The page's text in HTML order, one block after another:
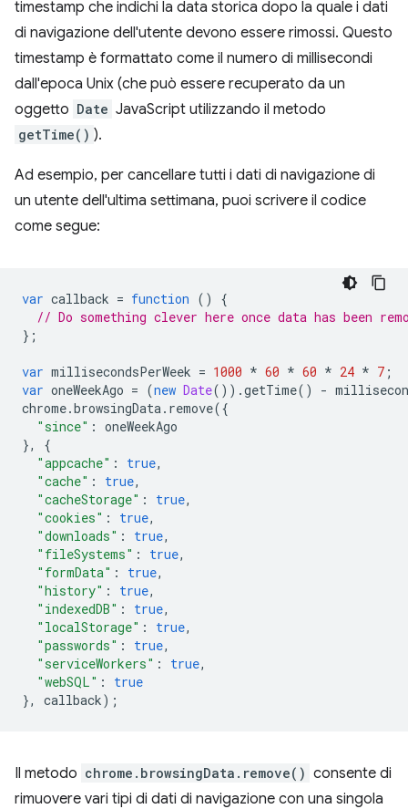
timestamp che indichi la data storica dopo la quale i dati
di navigazione dell'utente devono essere rimossi. Questo
timestamp è formattato come il numero di millisecondi
dall'epoca Unix (che può essere recuperato da un
oggetto Date JavaScript utilizzando il metodo
getTime() ).
Ad esempio, per cancellare tutti i dati di navigazione di
un utente dell'ultima settimana, puoi scrivere il codice
come segue:
var callback = function ()
{
// Do something clever here once data has been
};
var millisecondsPerWeek = 1000 * 60 * 60 * 24 * 7 ;
var oneWeekAgo = (new Date()).getTime() -
chrome.browsingData. remove({
"since" : oneWeekAgo
},
{
"appcache" : true,
"cache" : true,
"cacheStorage" : true,
"cookies" : true,
"downloads" : true,
"fileSystems" : true,
"formData" : true,
"history" : true,
"indexedDB" : true,
"localStorage" : true,
"passwords" : true,
"serviceWorkers" : true,
"webSQL" :
true
},
callback);
Il metodo chrome.browsingData.remove() consente di
rimuovere vari tipi di dati di navigazione con una singola